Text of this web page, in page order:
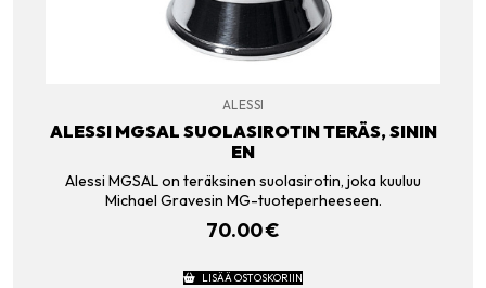
ALESSI
ALESSI MGSAL SUOLASIROTIN TERÄS, SININ
EN
Alessi MGSAL on teräksinen suolasirotin, joka kuuluu
Michael Gravesin MG-tuoteperheeseen.
70.00€
LISÄÄ OSTOSKORIIN